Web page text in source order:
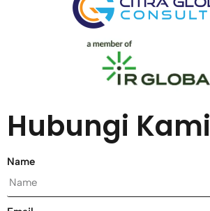
Hubungi Kami
Name